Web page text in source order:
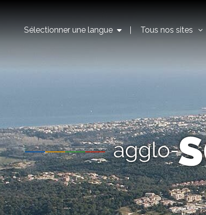
Sélectionner une langue Tous nos sites